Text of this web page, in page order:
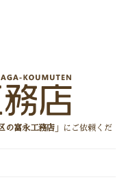
の富永工務店 」にご依頼くだ